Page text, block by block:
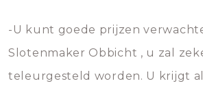
-U kunt goede prijzen
Slotenmaker Obbicht , u zal
teleurgesteld worden. U krijgt